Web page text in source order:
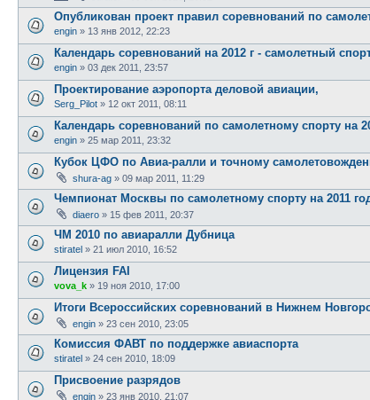
Опубликован проект правил соревнований по
engin » 13 янв 2012, 22:23
Календарь соревнований на 2012 г - самолетный
engin » 03 дек 2011, 23:57
Проектирование аэропорта деловой авиации,
Serg_Pilot » 12 окт 2011, 08:11
Календарь соревнований по самолетному спорту на
engin » 25 мар 2011, 23:32
Кубок ЦФО по Авиа-ралли и точному
shura-ag » 09 мар 2011, 11:29
Чемпионат Москвы по самолетному спорту на 2011
diaero » 15 фев 2011, 20:37
ЧМ 2010 по авиаралли Дубница
stiratel » 21 июл 2010, 16:52
Лицензия FAI
vova_k » 19 ноя 2010, 17:00
Итоги Всероссийских соревнований в Нижнем
engin » 23 сен 2010, 23:05
Комиссия ФАВТ по поддержке авиаспорта
stiratel » 24 сен 2010, 18:09
Присвоение разрядов
engin » 23 янв 2010, 21:07